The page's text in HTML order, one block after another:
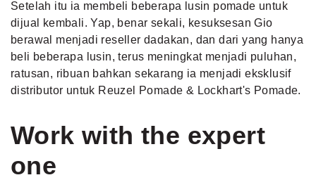
Setelah itu ia membeli beberapa lusin pomade untuk
dijual kembali. Yap, benar sekali, kesuksesan Gio
berawal menjadi reseller dadakan, dan dari yang hanya
beli beberapa lusin, terus meningkat menjadi puluhan,
ratusan, ribuan bahkan sekarang ia menjadi eksklusif
distributor untuk Reuzel Pomade & Lockhart's Pomade.
Work with the expert
one